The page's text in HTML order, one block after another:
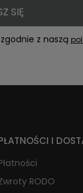
SIĘ
z naszą
I
RODO